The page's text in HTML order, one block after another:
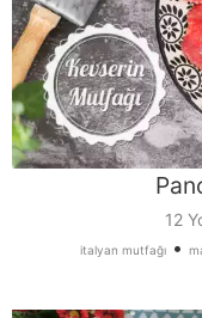
12
italyan mutfağı •